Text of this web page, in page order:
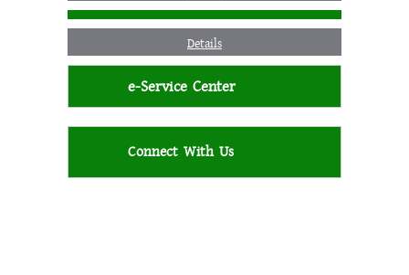
Details
e-Service Center
Connect With Us